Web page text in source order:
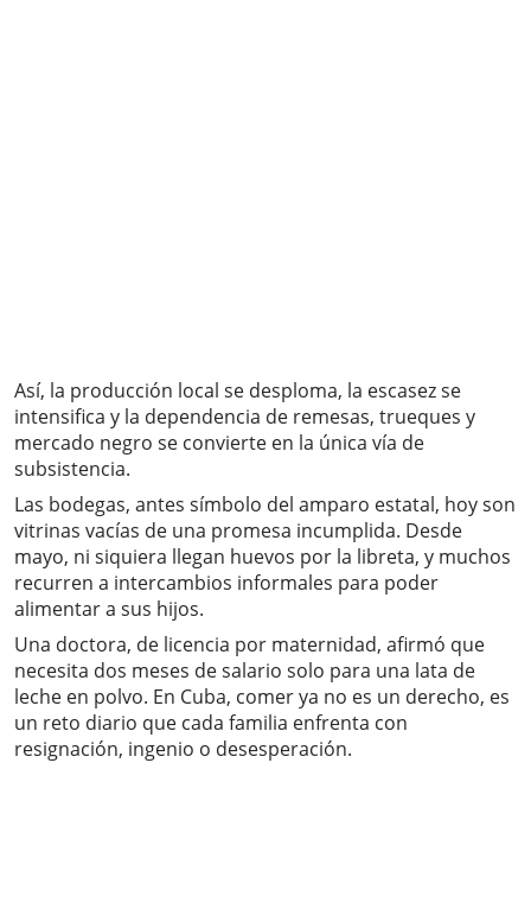
Así, la producción local se desploma, la escasez se
intensifica y la dependencia de remesas, trueques y
mercado negro se convierte en la única vía de
subsistencia.
Las bodegas, antes símbolo del amparo estatal, hoy son
vitrinas vacías de una promesa incumplida. Desde
mayo, ni siquiera llegan huevos por la libreta, y muchos
recurren a intercambios informales para poder
alimentar a sus hijos.
Una doctora, de licencia por maternidad, afirmó que
necesita dos meses de salario solo para una lata de
leche en polvo. En Cuba, comer ya no es un derecho, es
un reto diario que cada familia enfrenta con
resignación, ingenio o desesperación.